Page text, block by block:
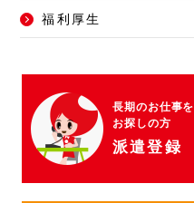
福利厚生
長期のお仕事を
お探しの方
派遣登録